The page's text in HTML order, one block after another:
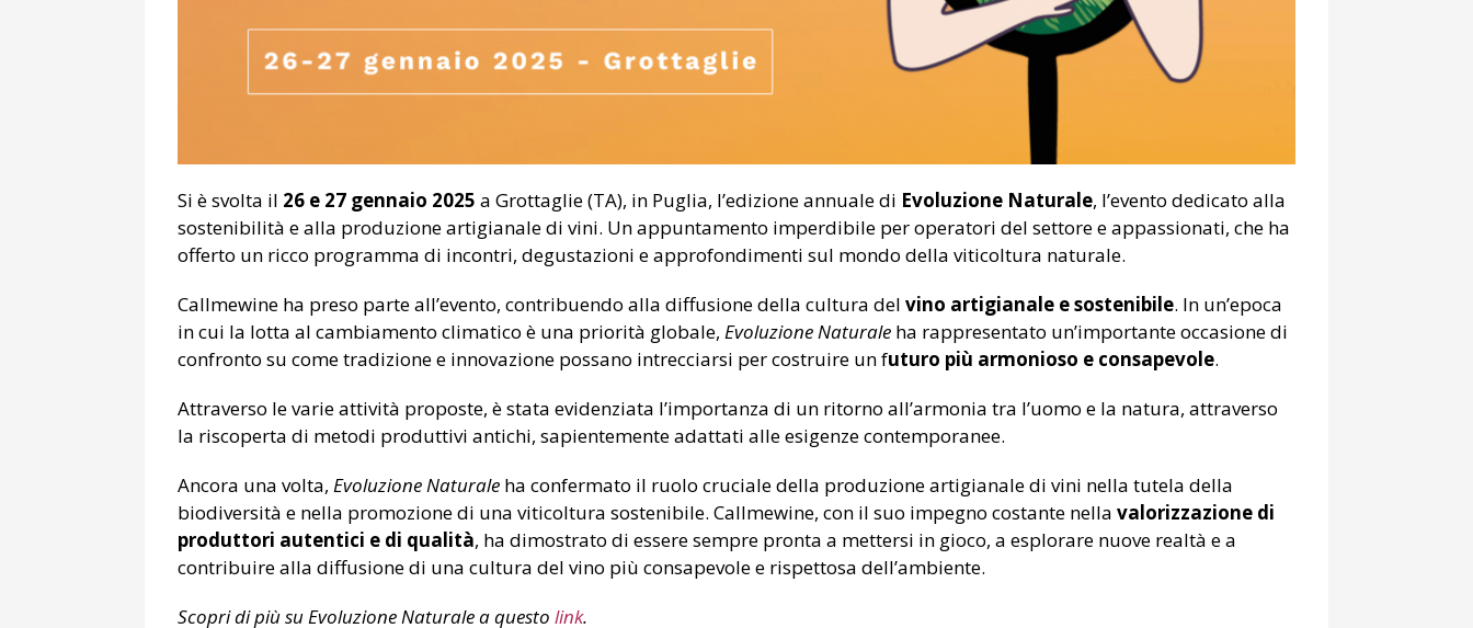
Si è svolta il 26 e 27 gennaio 2025 a Grottaglie (TA), in Puglia, l’edizione annuale di Evoluzione Naturale, l’evento dedicato alla
sostenibilità e alla produzione artigianale di vini. Un appuntamento imperdibile per operatori del settore e appassionati, che ha
offerto un ricco programma di incontri, degustazioni e approfondimenti sul mondo della viticoltura naturale.
Callmewine ha preso parte all’evento, contribuendo alla diffusione della cultura del vino artigianale e sostenibile. In un’epoca
in cui la lotta al cambiamento climatico è una priorità globale, Evoluzione Naturale ha rappresentato un’importante occasione di
confronto su come tradizione e innovazione possano intrecciarsi per costruire un futuro più armonioso e consapevole.
Attraverso le varie attività proposte, è stata evidenziata l’importanza di un ritorno all’armonia tra l’uomo e la natura, attraverso
la riscoperta di metodi produttivi antichi, sapientemente adattati alle esigenze contemporanee.
Ancora una volta, Evoluzione Naturale ha confermato il ruolo cruciale della produzione artigianale di vini nella tutela della
biodiversità e nella promozione di una viticoltura sostenibile. Callmewine, con il suo impegno costante nella valorizzazione di
produttori autentici e di qualità, ha dimostrato di essere sempre pronta a mettersi in gioco, a esplorare nuove realtà e a
contribuire alla diffusione di una cultura del vino più consapevole e rispettosa dell’ambiente.
Scopri di più su Evoluzione Naturale a questo link.